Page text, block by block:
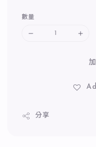
數量
分享